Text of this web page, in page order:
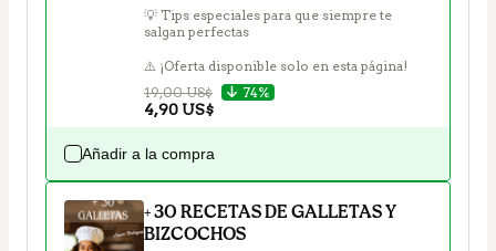
💡 Tips especiales para que siempre te
salgan perfectas
⚠️ ¡Oferta disponible solo en esta página!
19,00 US$
74%
4,90 US$
Añadir a la compra
+ 30 RECETAS DE GALLETAS Y
BIZCOCHOS